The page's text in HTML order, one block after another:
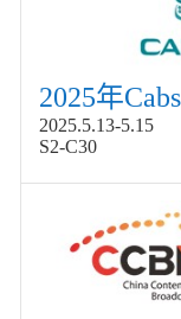
2025.5.13-5.15
S2-C30